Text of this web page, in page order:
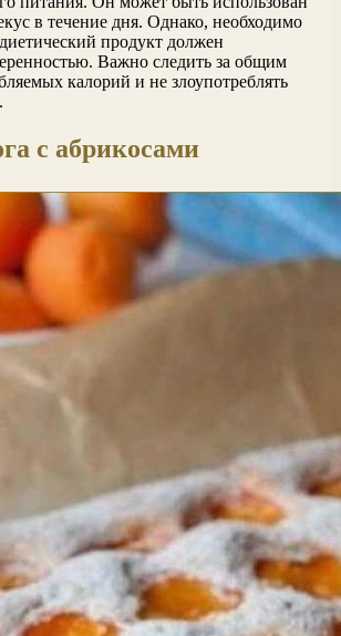
в течение дня. Однако, необходимо
продукт должен
Важно следить за общим
калорий и не злоупотреблять
с абрикосами